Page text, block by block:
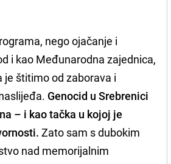
nego ojačanje i
i kao Međunarodna zajednica,
je štitimo od zaborava i
Genocid u Srebrenici
– i kao tačka u kojoj je
Zato sam s dubokim
nad memorijalnim